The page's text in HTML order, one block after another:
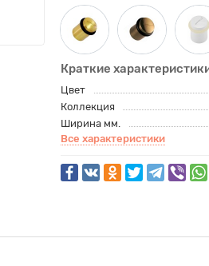
Краткие
Цвет
Коллекция
Ширина мм.
Все характеристики